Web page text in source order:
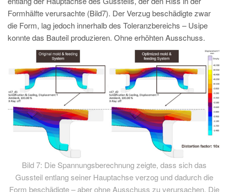
Formhälfte verursachte (Bild7). Der Verzug beschädigte zwar
die Form, lag jedoch innerhalb des Toleranzbereichs – Usipe
konnte das Bauteil produzieren. Ohne erhöhten Ausschuss.
Bild 7: Die Spannungsberechnung zeigte, dass sich das
Gussteil entlang seiner Hauptachse verzog und dadurch die
Form beschädigte – aber ohne Ausschuss zu verursachen. Die